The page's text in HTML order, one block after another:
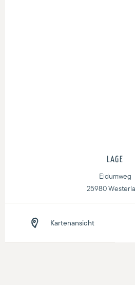
LAGE
Eidumweg
25980
Kartenansicht